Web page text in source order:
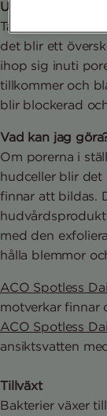
Uppkomst
Talgkörtlarna
det blir ett
ihop sig inuti
tillkommer och
blir blockerad
Vad kan jag
Om porerna i
hudceller blir
finnar att bildas.
med den
hålla blemmor
ACO Spotless
motverkar finnar
ACO Spotless
ansiktsvatten
Tillväxt
Bakterier växer